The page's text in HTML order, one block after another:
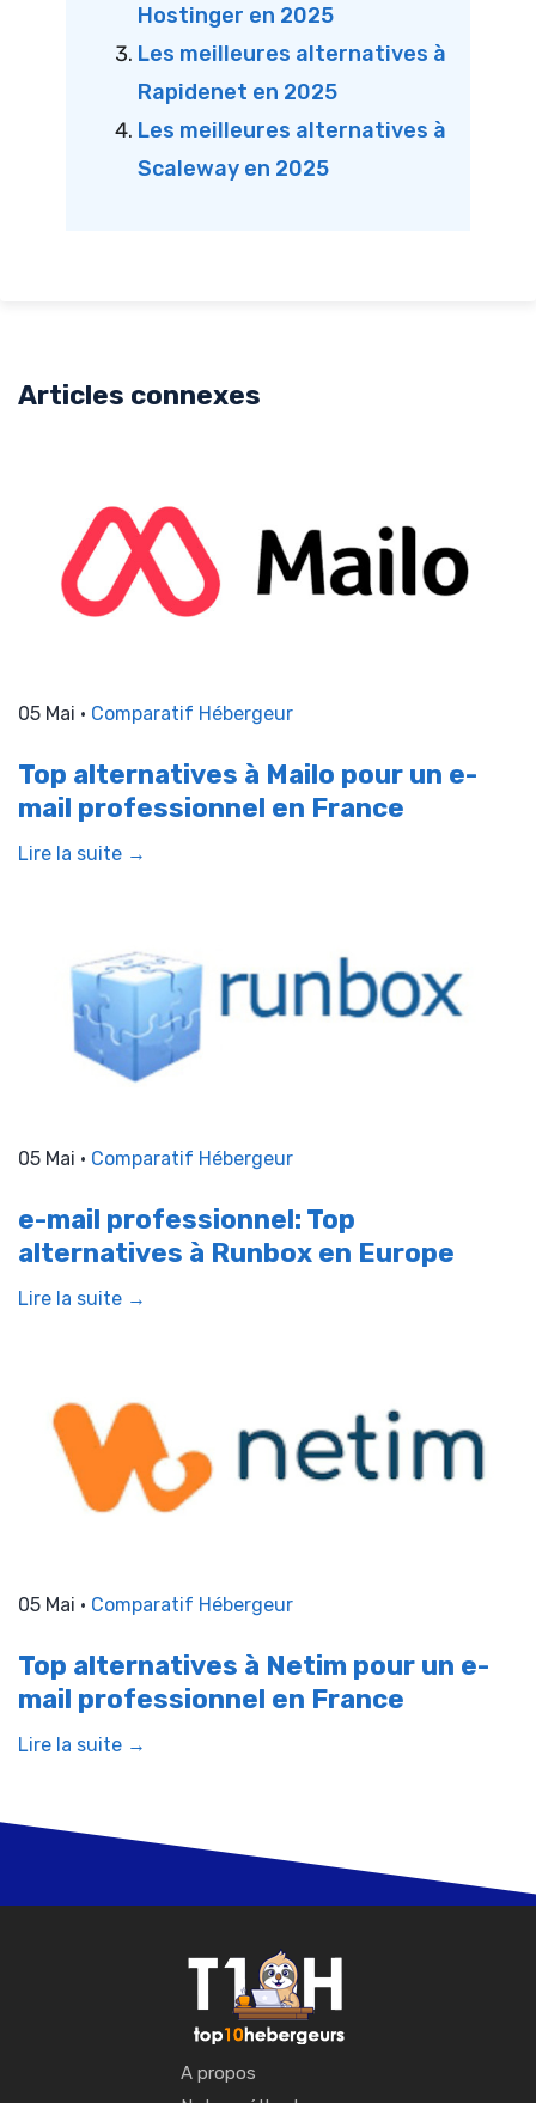
Hostinger en 2025
Les meilleures alternatives à
Rapidenet en 2025
Les meilleures alternatives à
Scaleway en 2025
Articles connexes
05 Mai • Comparatif Hébergeur
Top alternatives à Mailo pour un e-
mail professionnel en France
Lire la suite →
05 Mai • Comparatif Hébergeur
e-mail professionnel: Top
alternatives à Runbox en Europe
Lire la suite →
05 Mai • Comparatif Hébergeur
Top alternatives à Netim pour un e-
mail professionnel en France
Lire la suite →
A propos